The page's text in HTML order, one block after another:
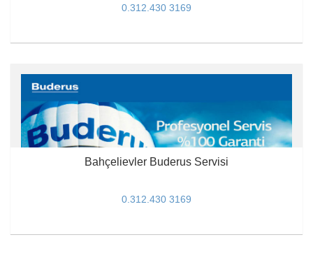
0.312.430 3169
Bahçelievler Buderus Servisi
0.312.430 3169